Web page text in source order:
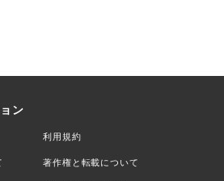
ン
利用規約
著作権と転載について